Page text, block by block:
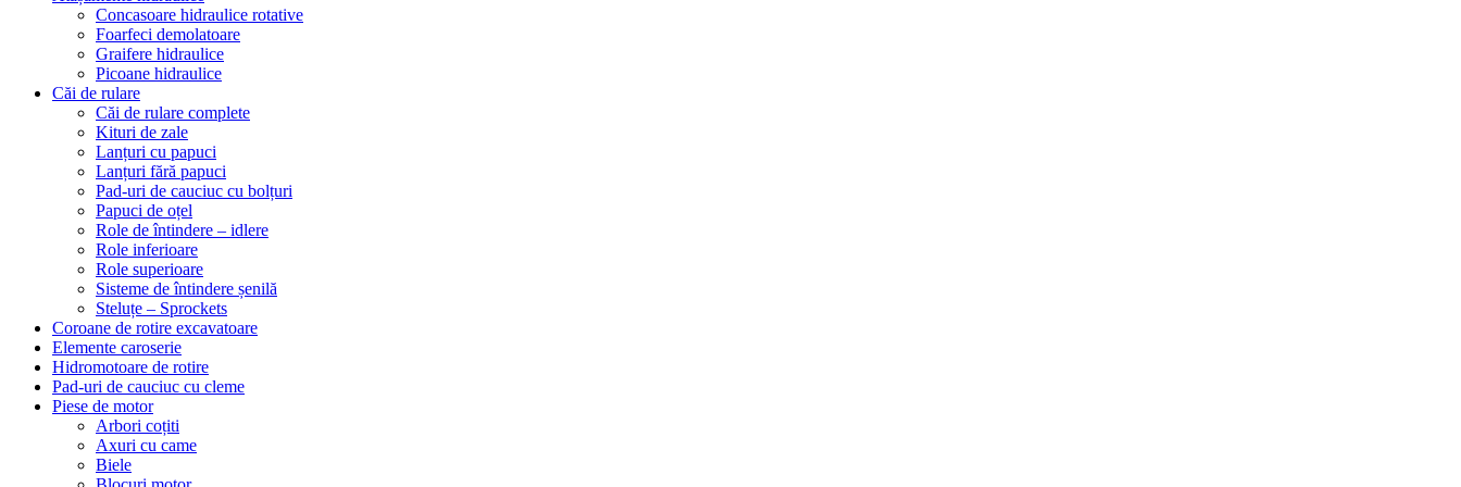
Concasoare hidraulice rotative
Foarfeci demolatoare
Graifere hidraulice
Picoane hidraulice
Căi de rulare
Căi de rulare complete
Kituri de zale
Lanțuri cu papuci
Lanțuri fără papuci
Pad-uri de cauciuc cu bolțuri
Papuci de oțel
Role de întindere – idlere
Role inferioare
Role superioare
Sisteme de întindere șenilă
Steluțe – Sprockets
Coroane de rotire excavatoare
Elemente caroserie
Hidromotoare de rotire
Pad-uri de cauciuc cu cleme
Piese de motor
Arbori coțiti
Axuri cu came
Biele